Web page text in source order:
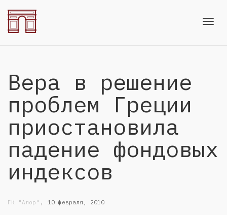
Вера в решение
проблем Греции
приостановила
падение фондовых
индексов
ГК "Алор" , 10 февраля, 2010